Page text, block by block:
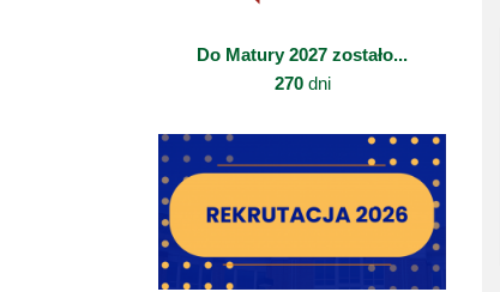
Do Matury 2027 zostało...
270dni